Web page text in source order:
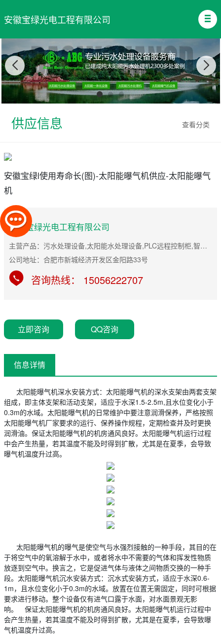
安徽宝绿光电工程有限公司
查看分类
供应信息
安徽宝绿l使用寿命长(图)-太阳能曝气机供应-太阳能曝气
机
安徽宝绿光电工程有限公司
主营产品：污水处理设备,太阳能水处理设备,PLC远程控制柜,智能控制
公司地址：合肥市新城经济开发区金阳路33号
咨询热线： 15056222707
立即咨询 QQ咨询
信息详情
太阳能曝气机深水安装方式：太阳能曝气机的深水支架由两套支架
组成，即主体支架和活动支架，适应于水深1.5-2.5m,且水位变化小于
0.3m的水域。太阳能曝气机的日常维护中要注意润滑保养，严格按照
太阳能曝气机厂家要求的运行、保养操作规程，定期检查并及时更换
润滑油。保证太阳能曝气机的机房通风良好。太阳能曝气机运行过程
中会产生热量，若其温度不能及时得到扩散，尤其是在夏季，会导致
曝气机温度升过高。
太阳能曝气机的曝气是使空气与水强烈接触的一种手段，其目的在
于将空气中的氧溶解于水中，或者将水中不需要的气体和挥发性物质
放逐到空气中。换言之，它是促进气体与液体之间物质交换的一种手
段。太阳能曝气机沉水安装方式：沉水式安装方式，适应于水深0.6-
1m，且水位变化小于0.3m的水域。放置在位置无需固定，同时可根据
要求进行移动。整个设备仅有进气口露于水面，对水面景观无影
响。 保证太阳能曝气机的机房通风良好。太阳能曝气机运行过程中
会产生热量，若其温度不能及时得到扩散，尤其是在夏季，会导致曝
气机温度升过高。